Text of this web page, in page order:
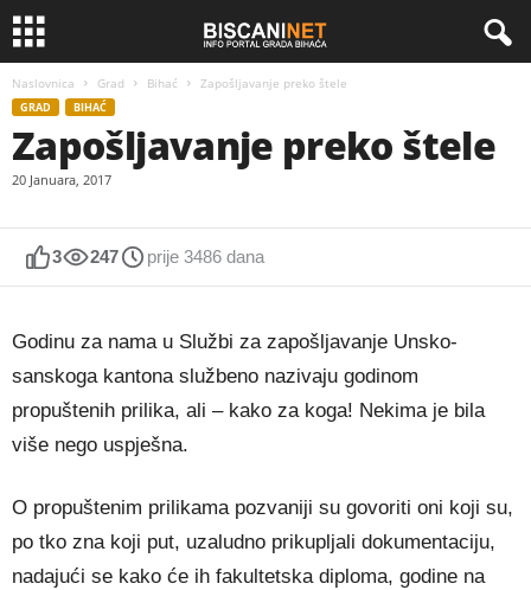
Naslovnica Grad Bihać Zapošljavanje preko štele
GRAD BIHAĆ
Zapošljavanje preko štele
20 Januara, 2017
3 247 prije 3486 dana
Godinu za nama u Službi za zapošljavanje Unsko-
sanskoga kantona službeno nazivaju godinom
propuštenih prilika, ali – kako za koga! Nekima je bila
više nego uspješna.
O propuštenim prilikama pozvaniji su govoriti oni koji su,
po tko zna koji put, uzaludno prikupljali dokumentaciju,
nadajući se kako će ih fakultetska diploma, godine na